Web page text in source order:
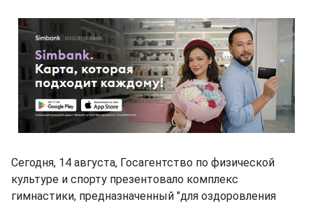
Сегодня, 14 августа, Госагентство по физической
культуре и спорту презентовало комплекс
гимнастики, предназначенный "для оздоровления